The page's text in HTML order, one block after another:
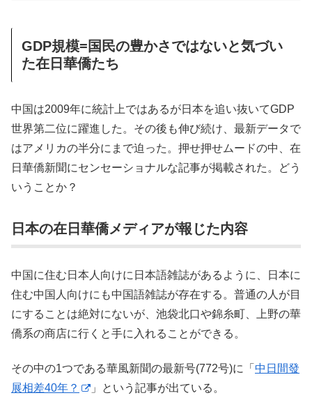
GDP規模=国民の豊かさではないと気づい
た在日華僑たち
中国は2009年に統計上ではあるが日本を追い抜いてGDP
世界第二位に躍進した。その後も伸び続け、最新データで
はアメリカの半分にまで迫った。押せ押せムードの中、在
日華僑新聞にセンセーショナルな記事が掲載された。どう
いうことか？
日本の在日華僑メディアが報じた内容
中国に住む日本人向けに日本語雑誌があるように、日本に
住む中国人向けにも中国語雑誌が存在する。普通の人が目
にすることは絶対にないが、池袋北口や錦糸町、上野の華
僑系の商店に行くと手に入れることができる。
その中の1つである華風新聞の最新号(772号)に「 中日間發
展相差40年？
」という記事が出ている。